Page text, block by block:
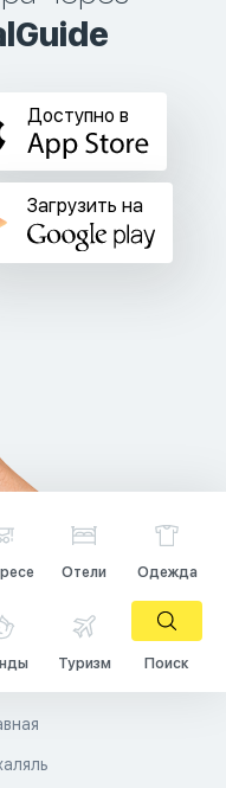
Доступно в
Загрузить на
Отели Одежда
Туризм Поиск